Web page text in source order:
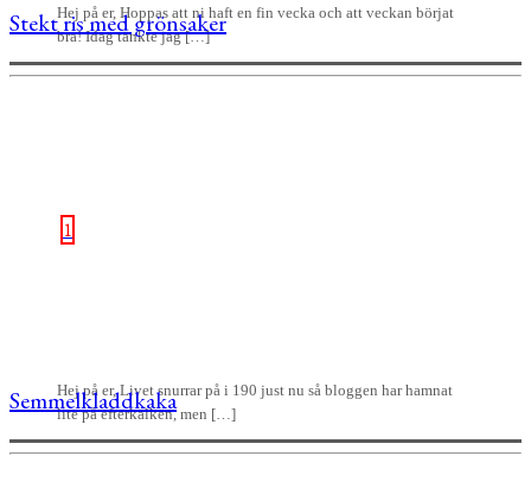
Hej på er, Hoppas att ni haft en fin vecka och att veckan börjat
bra! Idag tänkte jag […]
Stekt ris med grönsaker
1
Hej på er, Livet snurrar på i 190 just nu så bloggen har hamnat
lite på efterkälken, men […]
Semmelkladdkaka